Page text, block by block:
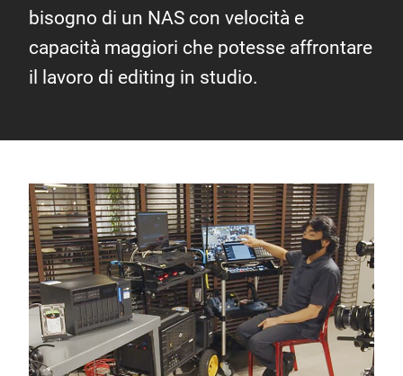
bisogno di un NAS con velocità e
capacità maggiori che potesse affrontare
il lavoro di editing in studio.